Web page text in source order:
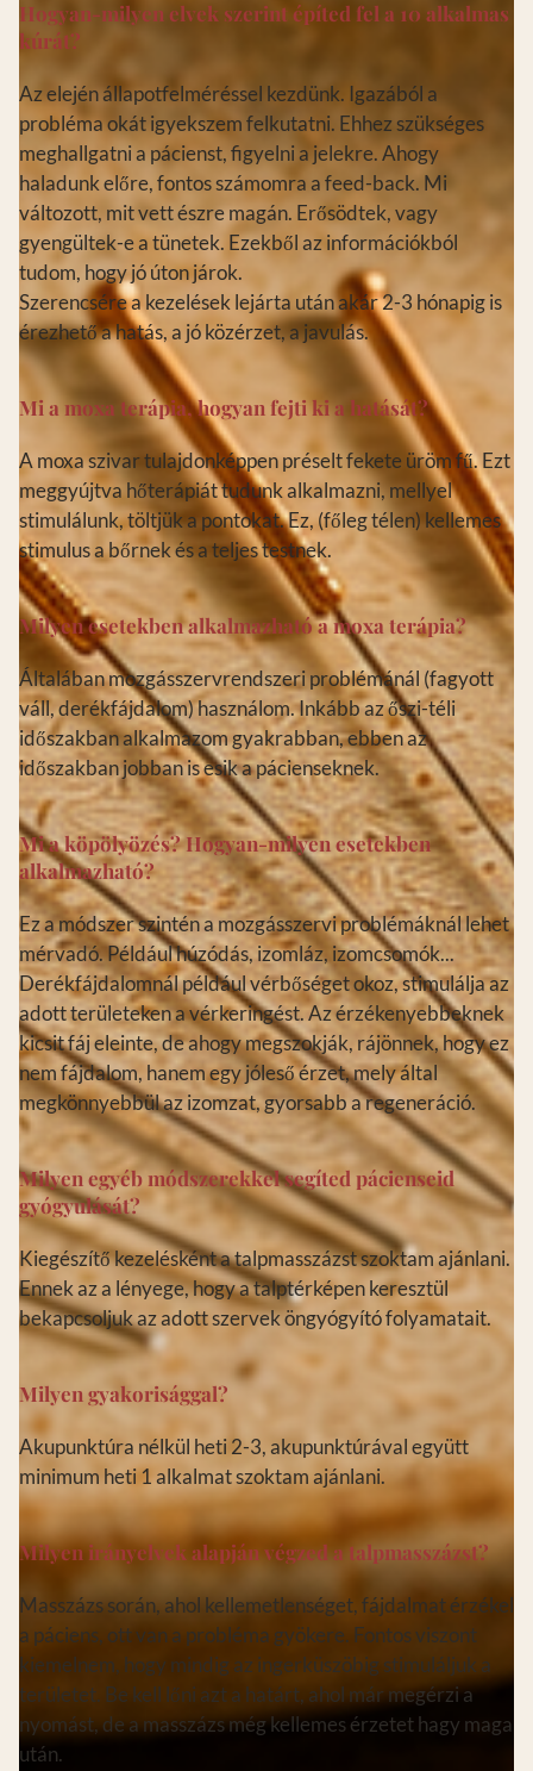
Hogyan-milyen elvek szerint építed fel a 10 alkalmas
kúrát?
Az elején állapotfelméréssel kezdünk. Igazából a
probléma okát igyekszem felkutatni. Ehhez szükséges
meghallgatni a pácienst, figyelni a jelekre. Ahogy
haladunk előre, fontos számomra a feed-back. Mi
változott, mit vett észre magán. Erősödtek, vagy
gyengültek-e a tünetek. Ezekből az információkból
tudom, hogy jó úton járok.
Szerencsére a kezelések lejárta után akár 2-3 hónapig is
érezhető a hatás, a jó közérzet, a javulás.
Mi a moxa terápia, hogyan fejti ki a hatását?
A moxa szivar tulajdonképpen préselt fekete üröm fű. Ezt
meggyújtva hőterápiát tudunk alkalmazni, mellyel
stimulálunk, töltjük a pontokat. Ez, (főleg télen) kellemes
stimulus a bőrnek és a teljes testnek.
Milyen esetekben alkalmazható a moxa terápia?
Általában mozgásszervrendszeri problémánál (fagyott
váll, derékfájdalom) használom. Inkább az őszi-téli
időszakban alkalmazom gyakrabban, ebben az
időszakban jobban is esik a pácienseknek.
Mi a köpölyözés? Hogyan-milyen esetekben
alkalmazható?
Ez a módszer szintén a mozgásszervi problémáknál lehet
mérvadó. Például húzódás, izomláz, izomcsomók...
Derékfájdalomnál például vérbőséget okoz, stimulálja az
adott területeken a vérkeringést. Az érzékenyebbeknek
kicsit fáj eleinte, de ahogy megszokják, rájönnek, hogy ez
nem fájdalom, hanem egy jóleső érzet, mely által
megkönnyebbül az izomzat, gyorsabb a regeneráció.
Milyen egyéb módszerekkel segíted pácienseid
gyógyulását?
Kiegészítő kezelésként a talpmasszázst szoktam ajánlani.
Ennek az a lényege, hogy a talptérképen keresztül
bekapcsoljuk az adott szervek öngyógyító folyamatait.
Milyen gyakorisággal?
Akupunktúra nélkül heti 2-3, akupunktúrával együtt
minimum heti 1 alkalmat szoktam ajánlani.
Milyen irányelvek alapján végzed a talpmasszázst?
Masszázs során, ahol kellemetlenséget, fájdalmat érzékel
a páciens, ott van a probléma gyökere. Fontos viszont
kiemelnem, hogy mindig az ingerküszöbig stimuláljuk a
területet. Be kell lőni azt a határt, ahol már megérzi a
nyomást, de a masszázs még kellemes érzetet hagy maga
után.